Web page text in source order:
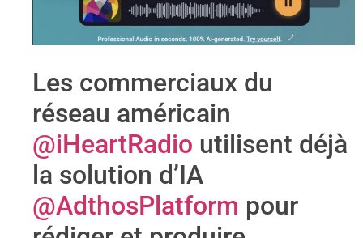
Les commerciaux du
réseau américain
@iHeartRadio utilisent déjà
la solution d’IA
@AdthosPlatform pour